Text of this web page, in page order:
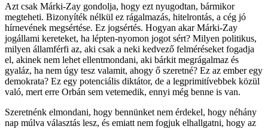
Azt csak Márki-Zay gondolja, hogy ezt nyugodtan, bármikor
megteheti. Bizonyíték nélkül ez rágalmazás, hitelrontás, a cég jó
hírnevének megsértése. Ez jogsértés. Hogyan akar Márki-Zay
jogállami kereteket, ha lépten-nyomon jogot sért? Milyen politikus,
milyen államférfi az, aki csak a neki kedvező felméréseket fogadja
el, akinek nem lehet ellentmondani, aki bárkit megrágalmaz és
gyaláz, ha nem úgy tesz valamit, ahogy ő szeretné? Ez az ember egy
demokrata? Ez egy potenciális diktátor, de a legprimitívebbek közül
való, mert erre Orbán sem vetemedik, ennyi még benne is van.
Szeretnénk elmondani, hogy bennünket nem érdekel, hogy néhány
nap múlva választás lesz, és emiatt nem fogjuk elhallgatni, hogy az